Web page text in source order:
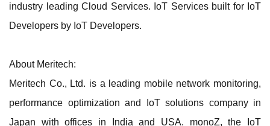
industry leading Cloud Services. IoT Services built for IoT
Developers by IoT Developers.
About Meritech:
Meritech Co., Ltd. is a leading mobile network monitoring,
performance optimization and IoT solutions company in
Japan with offices in India and USA. monoZ, the IoT